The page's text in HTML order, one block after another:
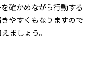
確かめながら行動する
やすくもなりますので
ましょう。